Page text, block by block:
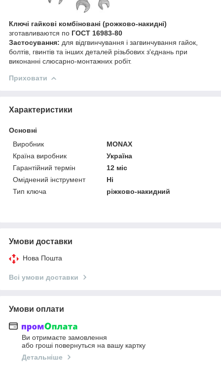
Ключі гайкові комбіновані (рожково-накидні)
зготавливаются по ГОСТ 16983-80
Застосування: для відгвинчування і загвинчування гайок,
болтів, гвинтів та інших деталей різьбових з'єднань при
виконанні слюсарно-монтажних робіт.
Приховати
Характеристики
Основні
Виробник
MONAX
Країна виробник
Україна
Гарантійний термін
12 міс
Оміднений інструмент
Ні
Тип ключа
ріжково-накидний
Умови доставки
Нова Пошта
Всі умови доставки
Умови оплати
Ви отримаєте замовлення
або гроші повернуться на вашу картку
Детальніше